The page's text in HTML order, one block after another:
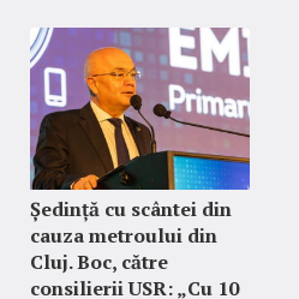
Ședință cu scântei din
cauza metroului din
Cluj. Boc, către
consilierii USR: „Cu 10